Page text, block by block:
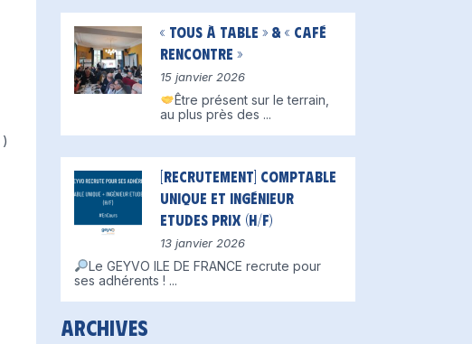
)
« Tous à table » & « Café
Rencontre »
15 janvier 2026
Être présent sur le terrain,
au plus près des ...
[Recrutement] Comptable
unique et Ingénieur
Etudes Prix (H/F)
13 janvier 2026
Le GEYVO ILE DE FRANCE recrute pour
ses adhérents ! ...
Archives